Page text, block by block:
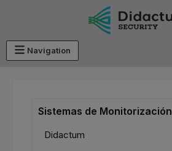
Saltar al contenido principal
Navigation
Sistemas de Monitorización
Didactum